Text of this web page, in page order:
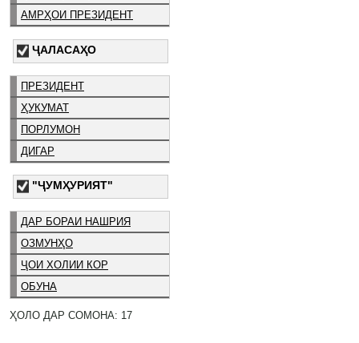
АМРҲОИ ПРЕЗИДЕНТ
ҶАЛАСАҲО
ПРЕЗИДЕНТ
ҲУКУМАТ
ПОРЛУМОН
ДИГАР
"ҶУМҲУРИЯТ"
ДАР БОРАИ НАШРИЯ
ОЗМУНҲО
ҶОИ ХОЛИИ КОР
ОБУНА
ҲОЛО ДАР СОМОНА: 17